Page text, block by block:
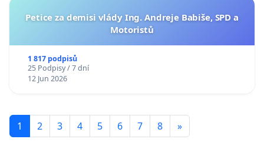
Petice za demisi vlády Ing. Andreje Babiše, SPD a
Motoristů
1 817 podpisů
25 Podpisy / 7 dní
12 Jun 2026
1 2 3 4 5 6 7 8 »